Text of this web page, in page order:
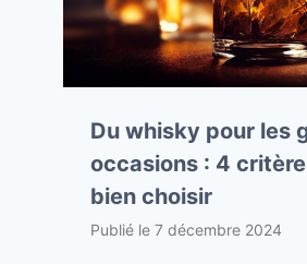
Du whisky pour les
occasions : 4
bien choisir
Publié le7 décembre 2024